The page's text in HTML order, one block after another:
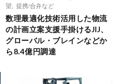
望
提携/合弁など
数理最適化技術活用した物流
の計画立案支援手掛けるJIJ、
グローバル・ブレインなどか
ら8.4億円調達